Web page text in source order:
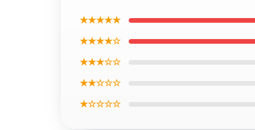
★★★★★
★★★★☆
★★★☆☆
★★☆☆☆
★☆☆☆☆